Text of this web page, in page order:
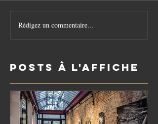
Rédigez un commentaire...
Posts à l'affiche